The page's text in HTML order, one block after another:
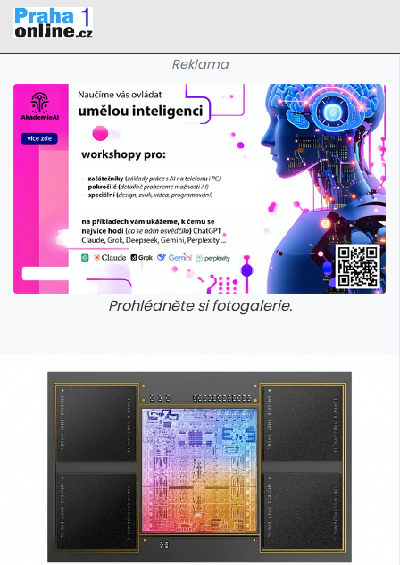
Reklama
Prohlédněte si fotogalerie.